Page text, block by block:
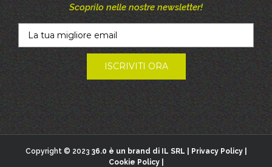
Scoprilo nelle nostre newsletter!
Copyright © 2023 36.0 è un brand di IL SRL | Privacy Policy|
Cookie Policy|